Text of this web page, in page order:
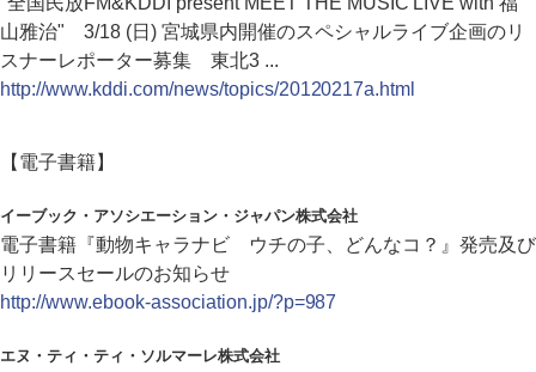
山雅治" 3/18 (日) 宮城県内開催のスペシャルライブ企画のリ
スナーレポーター募集 東北3 ...
http://www.kddi.com/news/topics/20120217a.html
【電子書籍】
イーブック・アソシエーション・ジャパン株式会社
電子書籍『動物キャラナビ ウチの子、どんなコ？』発売及び
リリースセールのお知らせ
http://www.ebook-association.jp/?p=987
エヌ・ティ・ティ・ソルマーレ株式会社